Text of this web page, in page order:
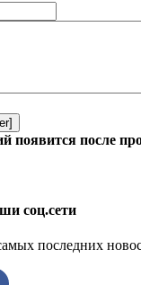
появится после
соц.сети
последних